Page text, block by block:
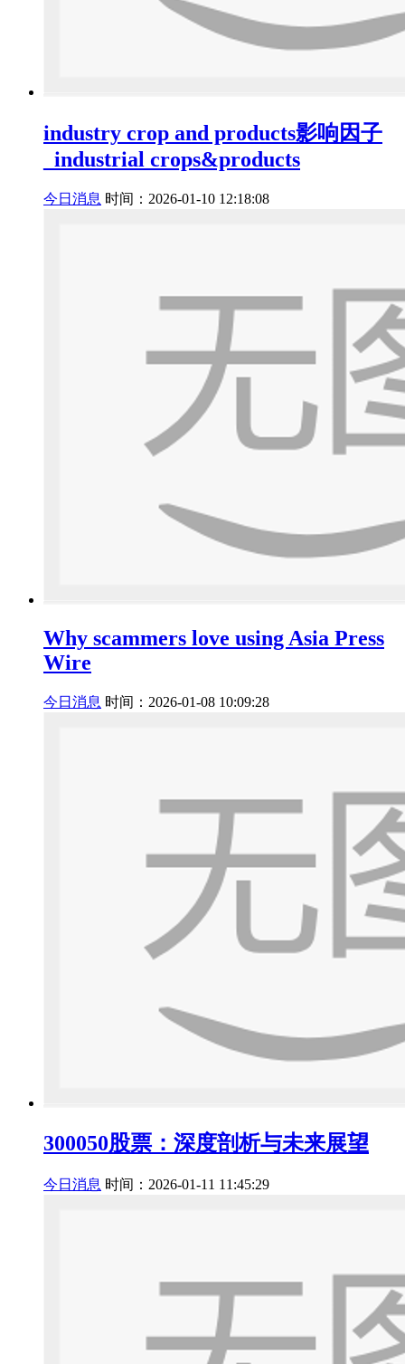
industry crop and products影响因子
_industrial crops&products
今日消息 时间：2026-01-10 12:18:08
Why scammers love using Asia Press
Wire
今日消息 时间：2026-01-08 10:09:28
300050股票：深度剖析与未来展望
今日消息 时间：2026-01-11 11:45:29